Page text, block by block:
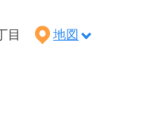
目 地図